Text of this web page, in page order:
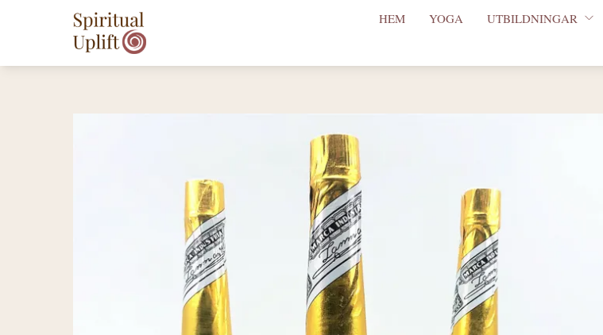
HEM YOGA UTBILDNINGAR